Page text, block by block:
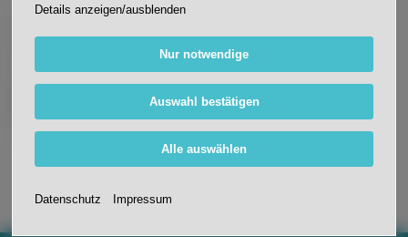
Details anzeigen/ausblenden
Nur notwendige
Auswahl bestätigen
Alle auswählen
Datenschutz Impressum